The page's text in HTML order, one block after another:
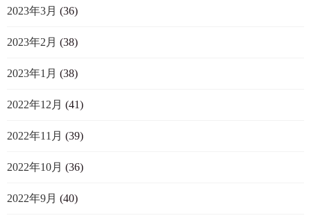
2023年3月 (36)
2023年2月 (38)
2023年1月 (38)
2022年12月 (41)
2022年11月 (39)
2022年10月 (36)
2022年9月 (40)